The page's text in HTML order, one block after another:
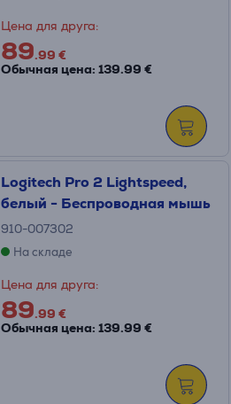
Цена для друга:
89.99 €
Обычная цена: 139.99 €
Logitech Pro 2 Lightspeed,
белый - Беспроводная мышь
910-007302
На складе
Цена для друга:
89.99 €
Обычная цена: 139.99 €